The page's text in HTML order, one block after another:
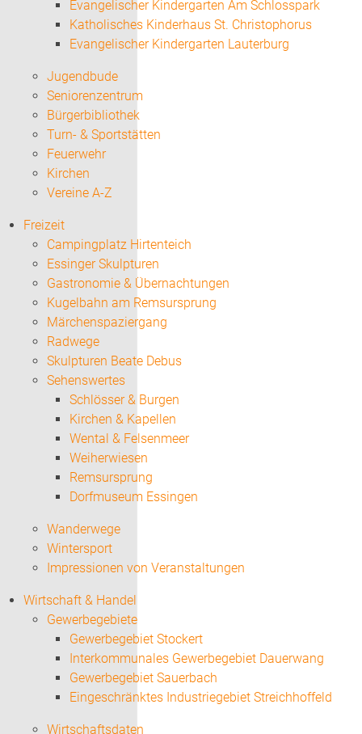
Evangelischer Kindergarten Am Schlosspark
Katholisches Kinderhaus St. Christophorus
Evangelischer Kindergarten Lauterburg
Jugendbude
Seniorenzentrum
Bürgerbibliothek
Turn- & Sportstätten
Feuerwehr
Kirchen
Vereine A-Z
Freizeit
Campingplatz Hirtenteich
Essinger Skulpturen
Gastronomie & Übernachtungen
Kugelbahn am Remsursprung
Märchenspaziergang
Radwege
Skulpturen Beate Debus
Sehenswertes
Schlösser & Burgen
Kirchen & Kapellen
Wental & Felsenmeer
Weiherwiesen
Remsursprung
Dorfmuseum Essingen
Wanderwege
Wintersport
Impressionen von Veranstaltungen
Wirtschaft & Handel
Gewerbegebiete
Gewerbegebiet Stockert
Interkommunales Gewerbegebiet Dauerwang
Gewerbegebiet Sauerbach
Eingeschränktes Industriegebiet Streichhoffeld
Wirtschaftsdaten